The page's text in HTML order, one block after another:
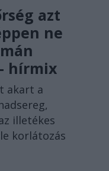
azt
ne
hírmix
akart a
illetékes
korlátozás